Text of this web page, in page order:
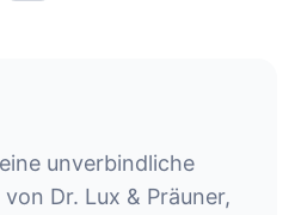
unverbindliche
Dr. Lux & Präuner,